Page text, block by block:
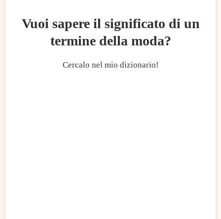
Vuoi sapere il significato di un
termine della moda?
Cercalo nel mio dizionario!